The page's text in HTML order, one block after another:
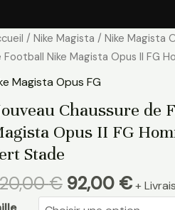
/ Nike Magista / Nike Magista
Football Nike Magista Opus II FG
Magista Opus FG
Chaussure de
Opus II FG
Stade
€
Le
prix
initial
était :
220,00 €.
92,00 €
Le
prix
+